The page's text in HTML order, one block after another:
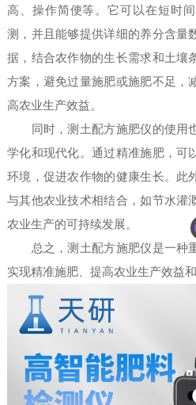
高、操作简便等。它可以在短时
测，并且能够提供详细的养分含量
据，结合农作物的生长需求和土壤
方案，避免过量施肥或施肥不足，
高农业生产效益。
同时，测土配方施肥仪的使用
学化和现代化。通过精准施肥，可
环境，促进农作物的健康生长。此
与其他农业技术相结合，如节水灌
农业生产的可持续发展。
总之，测土配方施肥仪是一种
实现精准施肥、提高农业生产效益